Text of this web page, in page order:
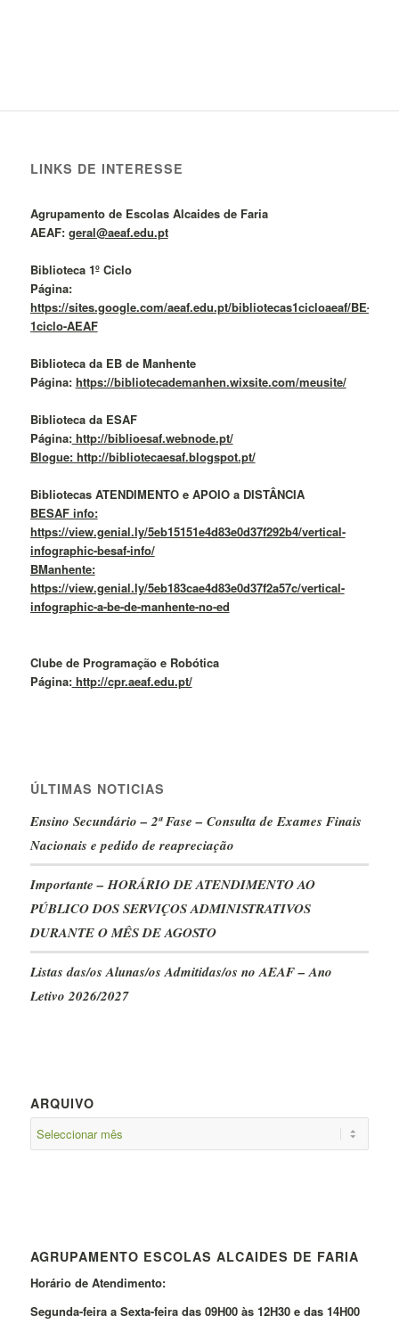
LINKS DE INTERESSE
Agrupamento de Escolas Alcaides de Faria
AEAF: geral@aeaf.edu.pt
Biblioteca 1º Ciclo
Página:
https://sites.google.com/aeaf.edu.pt/bibliotecas1cicloaeaf/BE-
1ciclo-AEAF
Biblioteca da EB de Manhente
Página: https://bibliotecademanhen.wixsite.com/meusite/
Biblioteca da ESAF
Página:http://biblioesaf.webnode.pt/
Blogue: http://bibliotecaesaf.blogspot.pt/
Bibliotecas ATENDIMENTO e APOIO a DISTÂNCIA
BESAF info:
https://view.genial.ly/5eb15151e4d83e0d37f292b4/vertical-
infographic-besaf-info/
BManhente:
https://view.genial.ly/5eb183cae4d83e0d37f2a57c/vertical-
infographic-a-be-de-manhente-no-ed
Clube de Programação e Robótica
Página:http://cpr.aeaf.edu.pt/
ÚLTIMAS NOTICIAS
Ensino Secundário – 2ª Fase – Consulta de Exames Finais
Nacionais e pedido de reapreciação
Importante – HORÁRIO DE ATENDIMENTO AO
PÚBLICO DOS SERVIÇOS ADMINISTRATIVOS
DURANTE O MÊS DE AGOSTO
Listas das/os Alunas/os Admitidas/os no AEAF – Ano
Letivo 2026/2027
ARQUIVO
AGRUPAMENTO ESCOLAS ALCAIDES DE FARIA
Horário de Atendimento:
Segunda-feira a Sexta-feira das 09H00 às 12H30 e das 14H00